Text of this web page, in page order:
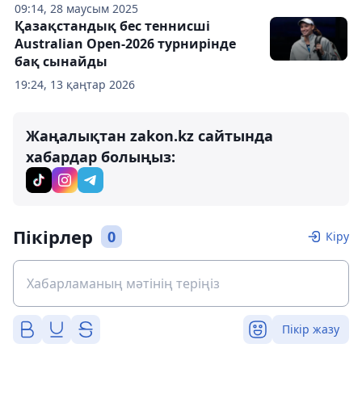
09:14, 28 маусым 2025
19:24, 13 қаңтар 2026
Қазақстандық бес теннисші
Australian Open-2026 турнирінде
бақ сынайды
Жаңалықтан zakon.kz сайтында
хабардар болыңыз:
Пікірлер 0 Кіру
Пікір жазу